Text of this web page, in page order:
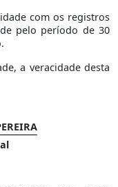
com os registros
pelo período de 30
a veracidade desta